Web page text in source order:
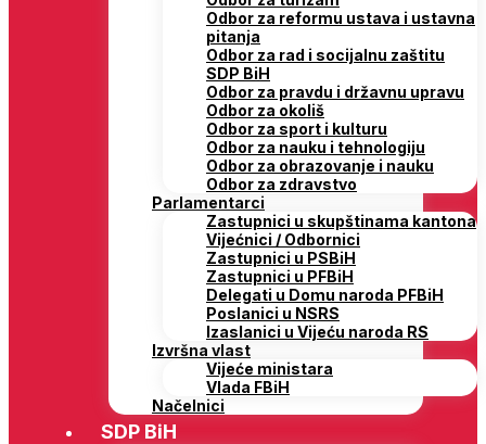
Odbor za reformu ustava i ustavna
pitanja
Odbor za rad i socijalnu zaštitu
SDP BiH
Odbor za pravdu i državnu upravu
Odbor za okoliš
Odbor za sport i kulturu
Odbor za nauku i tehnologiju
Odbor za obrazovanje i nauku
Odbor za zdravstvo
Parlamentarci
Zastupnici u skupštinama kantona
Vijećnici / Odbornici
Zastupnici u PSBiH
Zastupnici u PFBiH
Delegati u Domu naroda PFBiH
Poslanici u NSRS
Izaslanici u Vijeću naroda RS
Izvršna vlast
Vijeće ministara
Vlada FBiH
Načelnici
SDP BiH